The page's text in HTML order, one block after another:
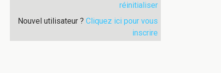
réinitialiser
Nouvel utilisateur ? Cliquez ici pour vous
inscrire